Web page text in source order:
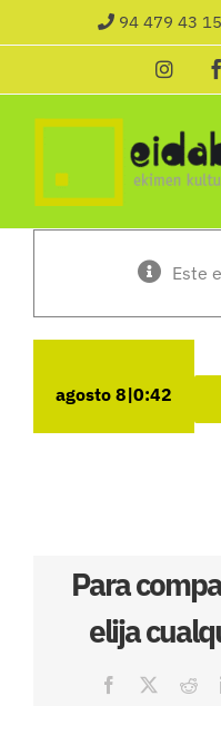
al
94 479 43 15
Este
agosto 8|0:42
Para
elija
Facebook